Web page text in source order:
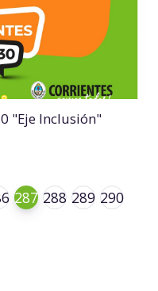
"Eje Inclusión"
287 288 289 290